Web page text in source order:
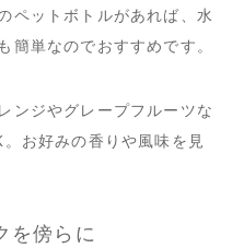
ペットボトルがあれば、水
簡単なのでおすすめです。
ンジやグレープフルーツな
お好みの香りや風味を見
を傍らに